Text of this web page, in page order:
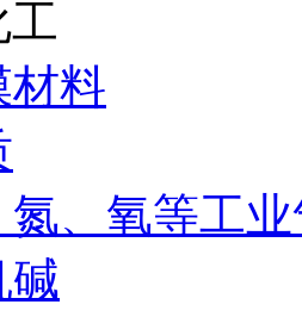
工
材料
氮、氧等工
碱